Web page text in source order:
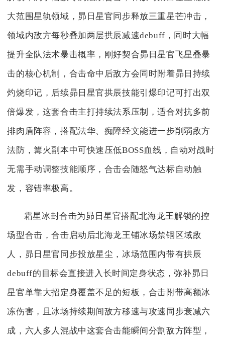
大范围星轨领域，昴日星官同步释放三重星芒冲击，
领域内敌方每秒叠加两层拱辰减速debuff，同时大幅
提升全队法术暴击概率，刚好契合昴日星官飞星叠暴
击的核心机制，合击命中后敌方会同时附着昴日持续
灼烧印记，后续昴日星官拱辰技能引爆印记可打出双
倍爆发，这套合击主打持续法系压制，适合对抗多前
排肉盾阵容，搭配法华、痴障经文能进一步削弱敌方
法防，篝火副本中可快速压低BOSS血线，自动对战时
无需手动调整技能顺序，合击会随怒气达标自动触
发，容错率极高。
霜星冰封合击为昴日星官搭配北海龙王解锁的控
场型合击，合击启动后北海龙王铺冰场禁锢区域敌
人，昴日星官同步投放星尘，冰场范围内带有拱辰
debuff的目标会直接进入长时间定身状态，弥补昴日
星官单靠大招定身覆盖不足的短板，合击附带高额冰
冻伤害，且冰场持续期间敌方移速与攻速同步衰减六
成，六人多人混战中这套合击能瞬间分割敌方阵型，